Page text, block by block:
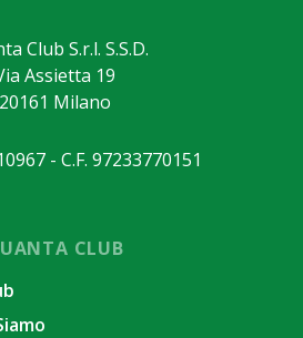
Club S.r.l. S.S.D.
Assietta 19
20161 Milano
- C.F. 97233770151
CLUB